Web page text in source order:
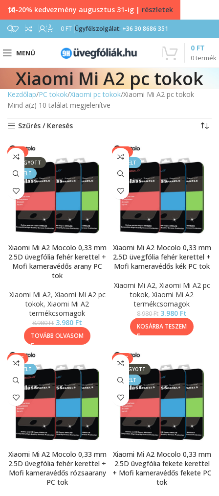
0 0 FT Ügyfélszolgálat: +36 30 8686 351
MENÜ
0termék
0 FT
Xiaomi Mi A2 pc tokok
Kezdőlap PC tokok Xiaomi pc tokok Xiaomi Mi A2 pc tokok
Mind a(z) 10 találat megjelenítve
Szűrés / Keresés
SALE
ELFOGYOTT
KIEMELT
Xiaomi Mi A2 Mocolo 0,33 mm
2.5D üvegfólia fehér kerettel +
Mofi kameravédős arany PC
tok
Xiaomi Mi A2, Xiaomi Mi A2 pc
tokok, Xiaomi Mi A2
termékcsomagok
8.980Ft 3.980 Ft
TOVÁBB OLVASOM
SALE
KIEMELT
Xiaomi Mi A2 Mocolo 0,33 mm
2.5D üvegfólia fehér kerettel +
Mofi kameravédős kék PC tok
Xiaomi Mi A2, Xiaomi Mi A2 pc
tokok, Xiaomi Mi A2
termékcsomagok
8.980Ft 3.980 Ft
KOSÁRBA TESZEM
SALE
KIEMELT
Xiaomi Mi A2 Mocolo 0,33 mm
2.5D üvegfólia fehér kerettel +
Mofi kameravédős rózsaarany
PC tok
SALE
ELFOGYOTT
KIEMELT
Xiaomi Mi A2 Mocolo 0,33 mm
2.5D üvegfólia fekete kerettel
+ Mofi kameravédős fekete PC
tok
10-20% kedvezmény augusztus 31-ig | részletek